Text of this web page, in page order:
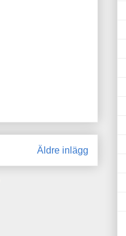
Äldre inlägg